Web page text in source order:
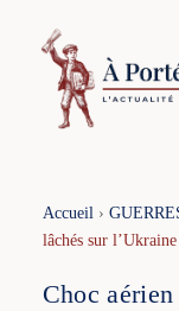
contenu
Accueil›
lâchés sur
Choc